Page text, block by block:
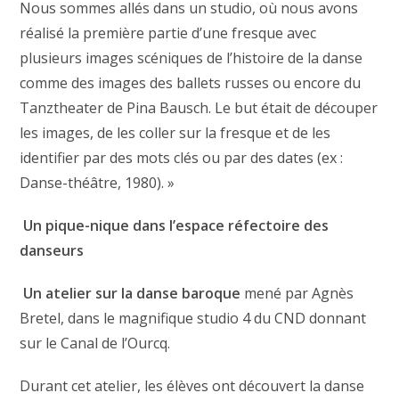
Nous sommes allés dans un studio, où nous avons
réalisé la première partie d’une fresque avec
plusieurs images scéniques de l’histoire de la danse
comme des images des ballets russes ou encore du
Tanztheater de Pina Bausch. Le but était de découper
les images, de les coller sur la fresque et de les
identifier par des mots clés ou par des dates (ex :
Danse-théâtre, 1980). »
Un pique-nique dans l’espace réfectoire des
danseurs
Un atelier sur la danse baroque mené par Agnès
Bretel, dans le magnifique studio 4 du CND donnant
sur le Canal de l’Ourcq.
Durant cet atelier, les élèves ont découvert la danse